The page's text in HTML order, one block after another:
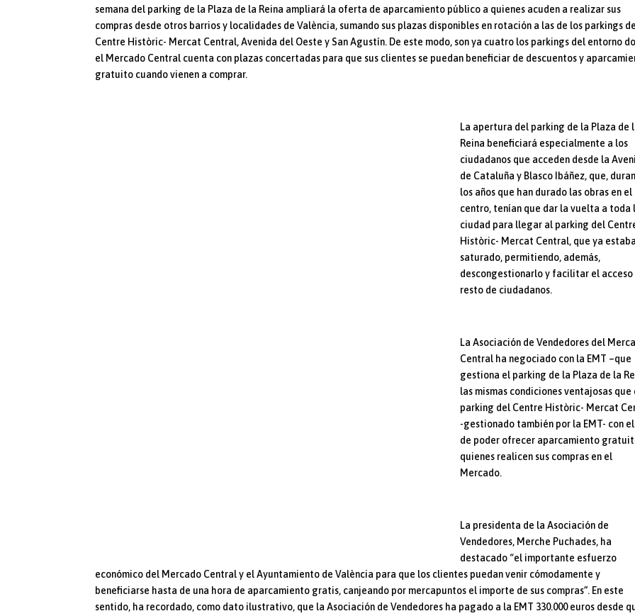
semana del parking de la Plaza de la Reina ampliará la oferta de aparcamiento público a quienes acuden a realizar sus
compras desde otros barrios y localidades de València, sumando sus plazas disponibles en rotación a las de los parkings de
Centre Històric- Mercat Central, Avenida del Oeste y San Agustín. De este modo, son ya cuatro los parkings del entorno
el Mercado Central cuenta con plazas concertadas para que sus clientes se puedan beneficiar de descuentos y
gratuito cuando vienen a comprar.
La apertura del parking de la Plaza de
Reina beneficiará especialmente a los
ciudadanos que acceden desde la
de Cataluña y Blasco Ibáñez, que,
los años que han durado las obras en el
centro, tenían que dar la vuelta a toda
ciudad para llegar al parking del
Històric- Mercat Central, que ya estaba
saturado, permitiendo, además,
descongestionarlo y facilitar el acceso
resto de ciudadanos.
La Asociación de Vendedores del
Central ha negociado con la EMT –que
gestiona el parking de la Plaza de la
las mismas condiciones ventajosas que
parking del Centre Històric- Mercat
-gestionado también por la EMT- con
de poder ofrecer aparcamiento
quienes realicen sus compras en el
Mercado.
La presidenta de la Asociación de
Vendedores, Merche Puchades, ha
destacado “el importante esfuerzo
económico del Mercado Central y el Ayuntamiento de València para que los clientes puedan venir cómodamente y
beneficiarse hasta de una hora de aparcamiento gratis, canjeando por mercapuntos el importe de sus compras”. En este
sentido, ha recordado, como dato ilustrativo, que la Asociación de Vendedores ha pagado a la EMT 330.000 euros desde